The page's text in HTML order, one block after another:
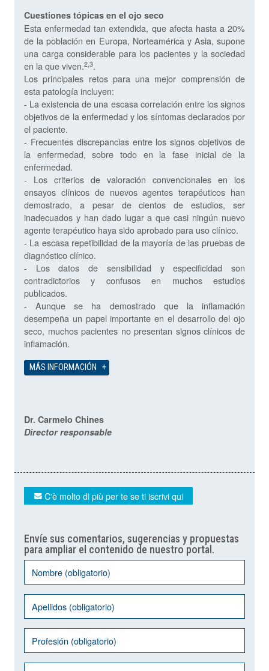
Cuestiones tópicas en el ojo seco
Esta enfermedad tan extendida, que afecta hasta a 20%
de la población en Europa, Norteamérica y Asia, supone
una carga considerable para los pacientes y la sociedad
en la que viven.2,3.
Los principales retos para una mejor comprensión de
esta patología incluyen:
- La existencia de una escasa correlación entre los signos
objetivos de la enfermedad y los síntomas declarados por
el paciente.
- Frecuentes discrepancias entre los signos objetivos de
la enfermedad, sobre todo en la fase inicial de la
enfermedad.
- Los criterios de valoración convencionales en los
ensayos clínicos de nuevos agentes terapéuticos han
demostrado, a pesar de cientos de estudios, ser
inadecuados y han dado lugar a que casi ningún nuevo
agente terapéutico haya sido aprobado para uso clínico.
- La escasa repetibilidad de la mayoría de las pruebas de
diagnóstico clínico.
- Los datos de sensibilidad y especificidad son
contradictorios y confusos en muchos estudios
publicados.
- Aunque se ha demostrado que la inflamación
desempeña un papel importante en el desarrollo del ojo
seco, muchos pacientes no presentan signos clínicos de
inflamación.
MÁS INFORMACIÓN
Dr. Carmelo Chines
Director responsable
C'è molto di più per te se ti iscrivi qui
Envíe sus comentarios, sugerencias y propuestas
para ampliar el contenido de nuestro portal.